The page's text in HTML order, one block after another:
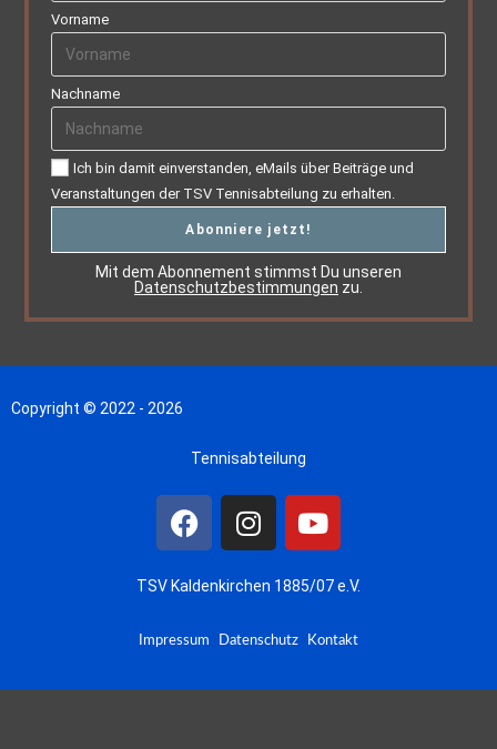
Vorname
Nachname
Ich bin damit einverstanden, eMails über Beiträge und
Veranstaltungen der TSV Tennisabteilung zu erhalten.
Mit dem Abonnement stimmst Du unseren
Datenschutzbestimmungen zu.
Copyright © 2022 - 2026
Tennisabteilung
TSV Kaldenkirchen 1885/07 e.V.
Impressum Datenschutz Kontakt